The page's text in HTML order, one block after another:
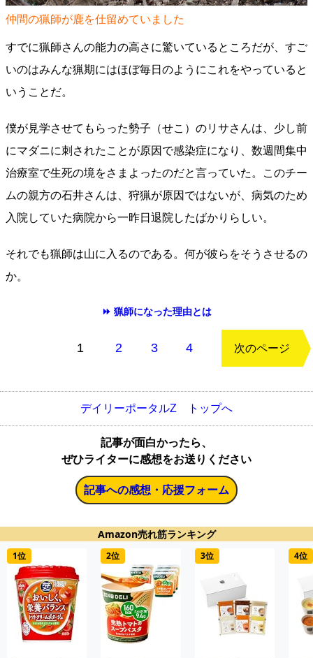
仲間の猟師が鹿を仕留めていました
すでに猟師さんの能力の高さに驚いているところだが、すご
いのはみんな猟期にはほぼ毎日のようにこれをやっていると
いうことだ。
僕が見学させてもらった勢子（せこ）のリサさんは、少し前
にマダニに刺されたことが原因で感染症になり、数週間集中
治療室で生死の境をさまよったのだと言っていた。このチー
ムの親方の石井さんは、狩猟が原因ではないが、病気のため
入院していた病院から一昨日退院したばかりらしい。
それでも猟師は山に入るのである。何が彼らをそうさせるの
か。
⏩ 猟師になった理由とは
1 2 3 4 次のページ
デイリーポータルZ トップへ
記事が面白かったら、
ぜひライターに感想をお送りください
記事への感想・応援フォーム
Amazon売れ筋ランキング
1位 2位 3位 4位